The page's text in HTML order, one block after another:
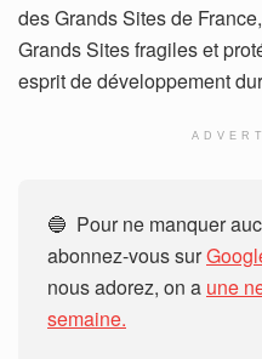
des Grands Sites de
Grands Sites fragiles et
esprit de développement
🔵 Pour ne manquer
abonnez-vous sur
nous adorez, on a une
semaine.